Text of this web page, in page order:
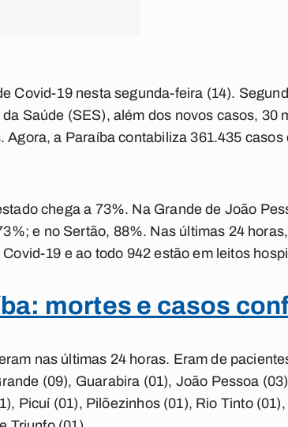
Covid-19 nesta segunda-feira (14).
Saúde (SES), além dos novos casos, 30
a Paraíba contabiliza 361.435 casos
chega a 73%. Na Grande de João
e no Sertão, 88%. Nas últimas 24
19 e ao todo 942 estão em leitos
mortes e casos
nas últimas 24 horas. Eram de
(09), Guarabira (01), João Pessoa
Picuí (01), Pilõezinhos (01), Rio Tinto